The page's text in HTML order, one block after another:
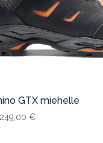
GTX miehelle
249,00 €